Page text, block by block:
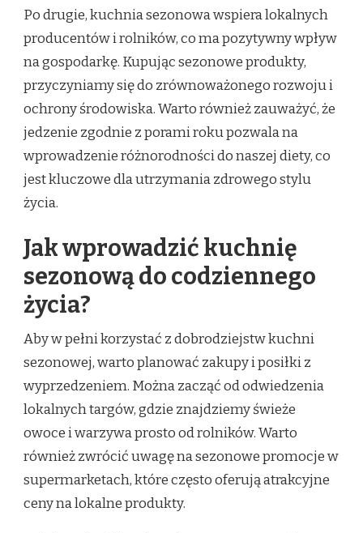
Po drugie, kuchnia sezonowa wspiera lokalnych
producentów i rolników, co ma pozytywny wpływ
na gospodarkę. Kupując sezonowe produkty,
przyczyniamy się do zrównoważonego rozwoju i
ochrony środowiska. Warto również zauważyć, że
jedzenie zgodnie z porami roku pozwala na
wprowadzenie różnorodności do naszej diety, co
jest kluczowe dla utrzymania zdrowego stylu
życia.
Jak wprowadzić kuchnię
sezonową do codziennego
życia?
Aby w pełni korzystać z dobrodziejstw kuchni
sezonowej, warto planować zakupy i posiłki z
wyprzedzeniem. Można zacząć od odwiedzenia
lokalnych targów, gdzie znajdziemy świeże
owoce i warzywa prosto od rolników. Warto
również zwrócić uwagę na sezonowe promocje w
supermarketach, które często oferują atrakcyjne
ceny na lokalne produkty.